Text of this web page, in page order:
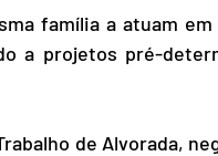
a projetos pré-
de Alvorada,